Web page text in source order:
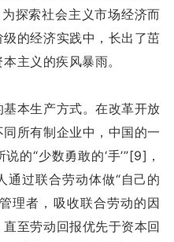
探索社会主义市场经济而
的经济实践中，长出了茁
主义的疾风暴雨。
本生产方式。在改革开放
所有制企业中，中国的一
的“少数勇敢的‘手’”[9]，
通过联合劳动体做“自己的
理者，吸收联合劳动的因
至劳动回报优先于资本回